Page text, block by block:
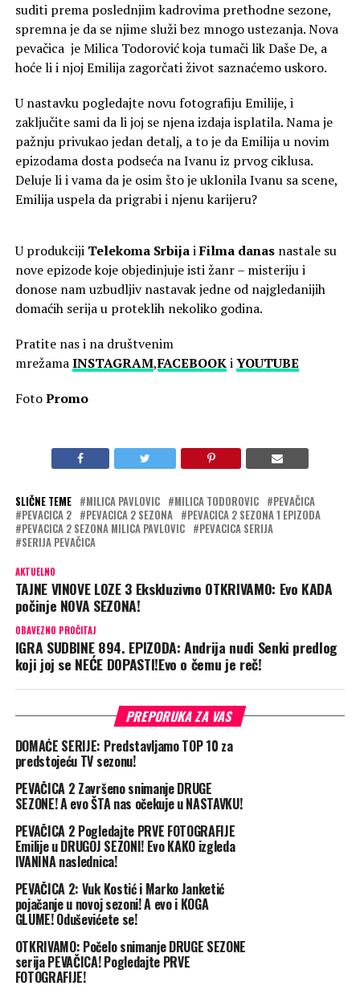
suditi prema poslednjim kadrovima prethodne sezone,
spremna je da se njime služi bez mnogo ustezanja. Nova
pevačica je Milica Todorović koja tumači lik Daše De, a
hoće li i njoj Emilija zagorčati život saznaćemo uskoro.
U nastavku pogledajte novu fotografiju Emilije, i
zaključite sami da li joj se njena izdaja isplatila. Nama je
pažnju privukao jedan detalj, a to je da Emilija u novim
epizodama dosta podseća na Ivanu iz prvog ciklusa.
Deluje li i vama da je osim što je uklonila Ivanu sa scene,
Emilija uspela da prigrabi i njenu karijeru?
U produkciji Telekoma SrbijaiFilma danasnastale su
nove epizode koje objedinjuje isti žanr – misteriju i
donose nam uzbudljiv nastavak jedne od najgledanijih
domaćih serija u proteklih nekoliko godina.
Pratite nas i na društvenim
mrežamaINSTAGRAM,FACEBOOKiYOUTUBE
FotoPromo
SLIČNE TEME MILICA PAVLOVIC MILICA TODOROVIC
PEVAČICA
PEVACICA 2
PEVACICA 2 SEZONA
PEVACICA 2 SEZONA 1 EPIZODA
PEVACICA 2 SEZONA MILICA PAVLOVIC
PEVACICA SERIJA
SERIJA PEVAČICA
AKTUELNO
TAJNE VINOVE LOZE 3 Ekskluzivno OTKRIVAMO: Evo KADA
počinje NOVA SEZONA!
OBAVEZNO PROČITAJ
IGRA SUDBINE 894. EPIZODA: Andrija nudi Senki predlog
koji joj se NEĆE DOPASTI!Evo o čemu je reč!
PREPORUKA ZA VAS
DOMAĆE SERIJE: Predstavljamo TOP 10 za
predstojeću TV sezonu!
PEVAČICA 2 Završeno snimanje DRUGE
SEZONE! A evo ŠTA nas očekuje u NASTAVKU!
PEVAČICA 2 Pogledajte PRVE FOTOGRAFIJE
Emilije u DRUGOJ SEZONI! Evo KAKO izgleda
IVANINA naslednica!
PEVAČICA 2: Vuk Kostić i Marko Janketić
pojačanje u novoj sezoni! A evo i KOGA
GLUME! Oduševićete se!
OTKRIVAMO: Počelo snimanje DRUGE SEZONE
serija PEVAČICA! Pogledajte PRVE
FOTOGRAFIJE!